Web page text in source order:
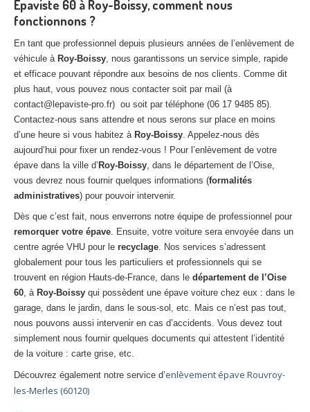
Epaviste 60 à Roy-Boissy, comment nous
fonctionnons ?
En tant que professionnel depuis plusieurs années de l’enlèvement de
véhicule à Roy-Boissy, nous garantissons un service simple, rapide
et efficace pouvant répondre aux besoins de nos clients. Comme dit
plus haut, vous pouvez nous contacter soit par mail (à
contact@lepaviste-pro.fr) ou soit par téléphone (06 17 9485 85).
Contactez-nous sans attendre et nous serons sur place en moins
d’une heure si vous habitez à Roy-Boissy. Appelez-nous dès
aujourd’hui pour fixer un rendez-vous ! Pour l’enlèvement de votre
épave dans la ville d’ Roy-Boissy, dans le département de l’Oise,
vous devrez nous fournir quelques informations (formalités
administratives) pour pouvoir intervenir.
Dès que c’est fait, nous enverrons notre équipe de professionnel pour
remorquer votre épave. Ensuite, votre voiture sera envoyée dans un
centre agrée VHU pour le recyclage. Nos services s’adressent
globalement pour tous les particuliers et professionnels qui se
trouvent en région Hauts-de-France, dans le département de l’Oise
60, à Roy-Boissy qui possèdent une épave voiture chez eux : dans le
garage, dans le jardin, dans le sous-sol, etc. Mais ce n’est pas tout,
nous pouvons aussi intervenir en cas d’accidents. Vous devez tout
simplement nous fournir quelques documents qui attestent l’identité
de la voiture : carte grise, etc.
Découvrez également notre service d’enlèvement épave Rouvroy-
les-Merles (60120)